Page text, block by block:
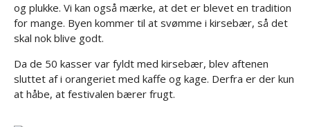
og plukke. Vi kan også mærke, at det er blevet en tradition
for mange. Byen kommer til at svømme i kirsebær, så det
skal nok blive godt.
Da de 50 kasser var fyldt med kirsebær, blev aftenen
sluttet af i orangeriet med kaffe og kage. Derfra er der kun
at håbe, at festivalen bærer frugt.